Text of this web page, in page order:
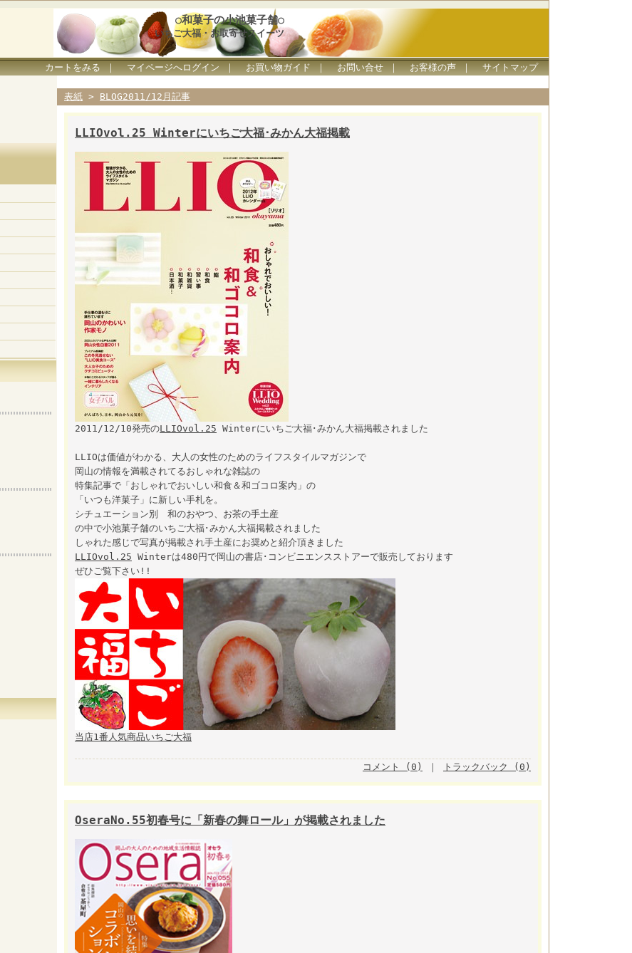
○和菓子の小池菓子舗○
いちご大福・お取寄せスイーツ
カートをみる ｜ マイページへログイン ｜ お買い物ガイド ｜ お問い合せ ｜ お客様の声 ｜ サイトマップ
表紙 > BLOG2011/12月記事
LLIOvol.25 Winterにいちご大福･みかん大福掲載
2011/12/10発売のLLIOvol.25 Winterにいちご大福･みかん大福掲載されました
LLIOは価値がわかる、大人の女性のためのライフスタイルマガジンで
岡山の情報を満載されてるおしゃれな雑誌の
特集記事で「おしゃれでおいしい和食＆和ゴコロ案内」の
「いつも洋菓子」に新しい手札を。
シチュエーション別 和のおやつ、お茶の手土産
の中で小池菓子舗のいちご大福･みかん大福掲載されました
しゃれた感じで写真が掲載され手土産にお奨めと紹介頂きました
LLIOvol.25 Winterは480円で岡山の書店･コンビニエンスストアーで販売しております
ぜひご覧下さい!!
当店1番人気商品いちご大福
コメント (0) ｜ トラックバック (0)
OseraNo.55初春号に「新春の舞ロール」が掲載されました